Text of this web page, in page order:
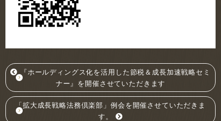
『ホールディングス化を活用した節税＆成長加速戦略セミ
ナー』を開催させていただきます
「拡大成長戦略法務倶楽部」例会を開催させていただきま
す。